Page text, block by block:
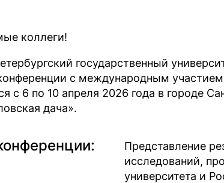
коллеги!
государственный
с международным
с 6 по 10 апреля 2026 года в городе
дача».
Представление
исследований,
университета и